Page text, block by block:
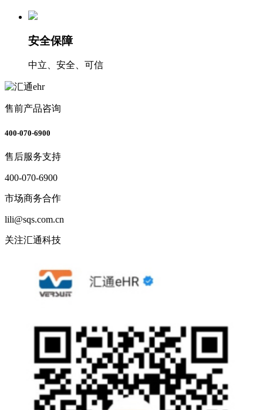
安全保障
中立、安全、可信
售前产品咨询
400-070-6900
售后服务支持
400-070-6900
市场商务合作
lili@sqs.com.cn
关注汇通科技